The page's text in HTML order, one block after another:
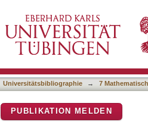
Woody debris is related
baseflow conditions
Universitätsbibliographie → 7
PUBLIKATION MELDEN